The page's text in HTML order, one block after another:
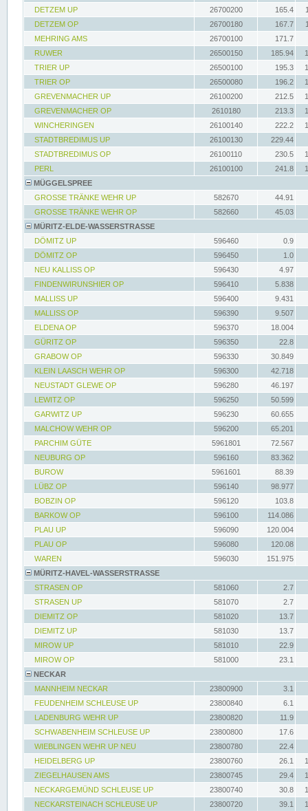
DETZEM UP
26700200 165.4
DETZEM OP
26700180 167.7
MEHRING AMS
26700100
171.7
RUWER
26500150 185.94
TRIER UP
26500100 195.3
TRIER OP
26500080 196.2
GREVENMACHER UP
26100200 212.5
GREVENMACHER OP
2610180 213.3
WINCHERINGEN
26100140 222.2
STADTBREDIMUS UP
26100130
229.44
STADTBREDIMUS OP
26100110 230.5
PERL
26100100 241.8
MÜGGELSPREE
GROSSE TRÄNKE WEHR UP
582670
44.91
GROSSE TRÄNKE WEHR OP
582660
45.03
MÜRITZ-ELDE-WASSERSTRASSE
DÖMITZ UP
596460
0.9
DÖMITZ OP
596450
1.0
NEU KALLISS OP
596430
4.97
FINDENWIRUNSHIER OP
596410
5.838
MALLISS UP
596400
9.431
MALLISS OP
596390
9.507
ELDENA OP
596370
18.004
GÜRITZ OP
596350
22.8
GRABOW OP
596330
30.849
KLEIN LAASCH WEHR OP
596300
42.718
NEUSTADT GLEWE OP
596280
46.197
LEWITZ OP
596250
50.599
GARWITZ UP
596230
60.655
MALCHOW WEHR OP
596200
65.201
PARCHIM GÜTE
5961801
72.567
NEUBURG OP
596160
83.362
BUROW
5961601
88.39
LÜBZ OP
596140
98.977
BOBZIN OP
596120
103.8
BARKOW OP
596100
114.086
PLAU UP
596090
120.004
PLAU OP
596080
120.08
WAREN
596030
151.975
MÜRITZ-HAVEL-WASSERSTRASSE
STRASEN OP
581060
2.7
STRASEN UP
581070
2.7
DIEMITZ OP
581020
13.7
DIEMITZ UP
581030
13.7
MIROW UP
581010
22.9
MIROW OP
581000
23.1
NECKAR
MANNHEIM NECKAR
23800900
3.1
FEUDENHEIM SCHLEUSE UP
23800840
6.1
LADENBURG WEHR UP
23800820
11.9
SCHWABENHEIM SCHLEUSE UP
23800800
17.6
WIEBLINGEN WEHR UP NEU
23800780
22.4
HEIDELBERG UP
23800760 26.1
ZIEGELHAUSEN AMS
23800745 29.4
NECKARGEMÜND SCHLEUSE UP
23800740 30.8
NECKARSTEINACH SCHLEUSE UP
23800720 39.1